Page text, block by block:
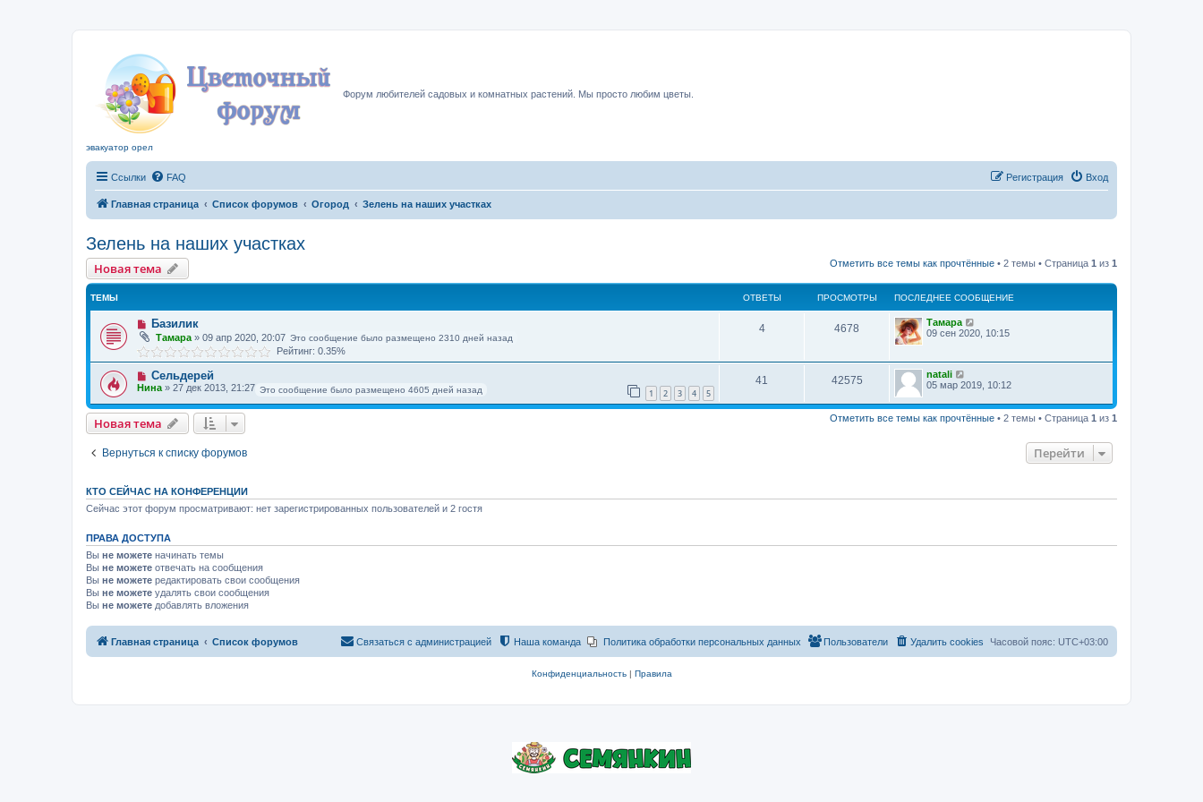
Форум любителей садовых и комнатных растений. Мы просто любим цветы.
эвакуатор орел
Ссылки FAQ Вход
Регистрация
Главная страница Список форумов Огород Зелень на наших участках
Зелень на наших участках
Новая тема Отметить все темы как прочтённые • 2 темы • Страница 1 из 1
ТЕМЫ ОТВЕТЫ ПРОСМОТРЫ ПОСЛЕДНЕЕ СООБЩЕНИЕ
Базилик
Тамара » 09 апр 2020, 20:07 Это сообщение было размещено 2310 дней назад
Рейтинг: 0.35%
4 4678
Тамара
09 сен 2020, 10:15
Сельдерей
Нина » 27 дек 2013, 21:27 1 2 3 4 5
Это сообщение было размещено 4605 дней назад
41 42575
natali
05 мар 2019, 10:12
Новая тема Отметить все темы как прочтённые • 2 темы • Страница 1 из 1
Вернуться к списку форумов Перейти
КТО СЕЙЧАС НА КОНФЕРЕНЦИИ
Сейчас этот форум просматривают: нет зарегистрированных пользователей и 2 гостя
ПРАВА ДОСТУПА
Вы не можете начинать темы
Вы не можете отвечать на сообщения
Вы не можете редактировать свои сообщения
Вы не можете удалять свои сообщения
Вы не можете добавлять вложения
Главная страница Список форумов Часовой пояс: UTC+03:00
Удалить cookies
Пользователи
Политика обработки персональных данных
Наша команда
Связаться с администрацией
Конфиденциальность| Правила